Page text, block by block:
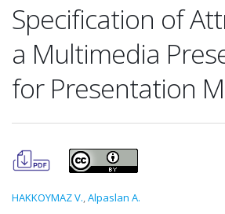
Specification of
a Multimedia
for Presentation
HAKKOYMAZ V.,Alpaslan A.